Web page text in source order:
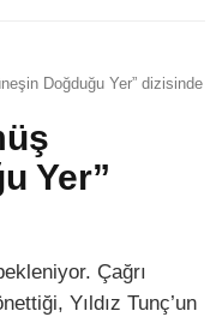
Doğduğu Yer” dizisinde
Yer”
Çağrı
Yıldız Tunç’un